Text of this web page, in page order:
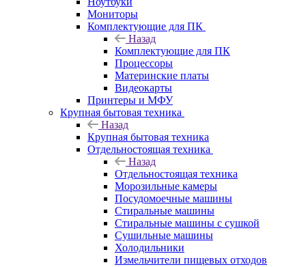
Мониторы
Комплектующие для ПК
Назад
Комплектующие для ПК
Процессоры
Материнские платы
Видеокарты
Принтеры и МФУ
Крупная бытовая техника
Назад
Крупная бытовая техника
Отдельностоящая техника
Назад
Отдельностоящая техника
Морозильные камеры
Посудомоечные машины
Стиральные машины
Стиральные машины с сушкой
Сушильные машины
Холодильники
Измельчители пищевых отходов